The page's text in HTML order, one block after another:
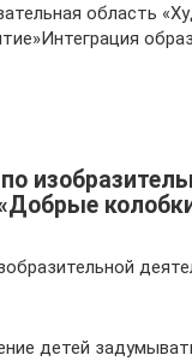
область
детей